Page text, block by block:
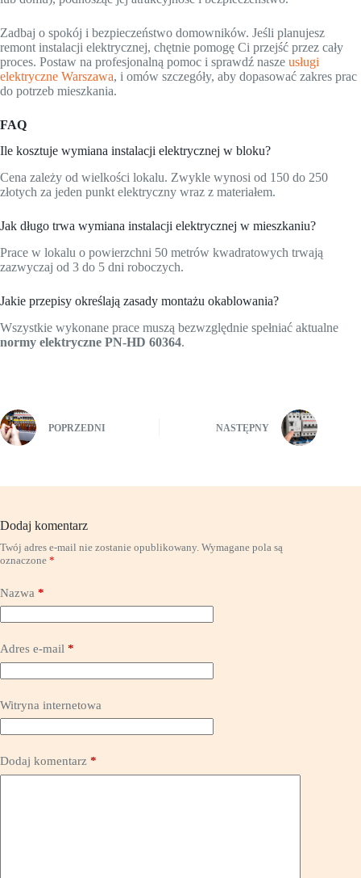
Zadbaj o spokój i bezpieczeństwo domowników. Jeśli planujesz
remont instalacji elektrycznej, chętnie pomogę Ci przejść przez cały
proces. Postaw na profesjonalną pomoc i sprawdź nasze usługi
elektryczne Warszawa, i omów szczegóły, aby dopasować zakres prac
do potrzeb mieszkania.
FAQ
Ile kosztuje wymiana instalacji elektrycznej w bloku?
Cena zależy od wielkości lokalu. Zwykle wynosi od 150 do 250
złotych za jeden punkt elektryczny wraz z materiałem.
Jak długo trwa wymiana instalacji elektrycznej w mieszkaniu?
Prace w lokalu o powierzchni 50 metrów kwadratowych trwają
zazwyczaj od 3 do 5 dni roboczych.
Jakie przepisy określają zasady montażu okablowania?
Wszystkie wykonane prace muszą bezwzględnie spełniać aktualne
normy elektryczne PN-HD 60364.
POPRZEDNI NASTĘPNY
Dodaj komentarz
Twój adres e-mail nie zostanie opublikowany. Wymagane pola są
oznaczone *
Nazwa *
Adres e-mail *
Witryna internetowa
Dodaj komentarz *